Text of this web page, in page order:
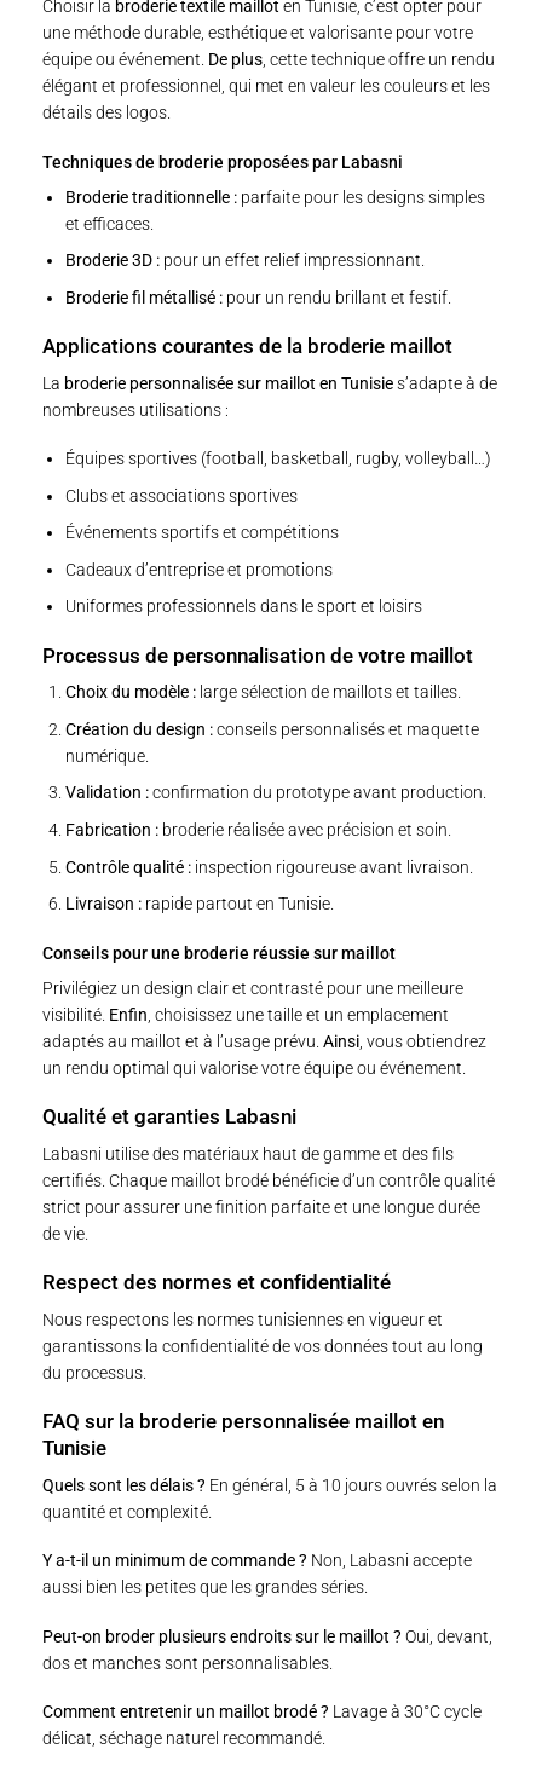
Choisir la broderie textile maillot en Tunisie, c’est opter pour
une méthode durable, esthétique et valorisante pour votre
équipe ou événement. De plus , cette technique offre un rendu
élégant et professionnel, qui met en valeur les couleurs et les
détails des logos.
Techniques de broderie proposées par Labasni
Broderie traditionnelle :parfaite pour les designs simples
et efficaces.
Broderie 3D :pour un effet relief impressionnant.
Broderie fil métallisé :pour un rendu brillant et festif.
Applications courantes de la broderie maillot
La broderie personnalisée sur maillot en Tunisies’adapte à de
nombreuses utilisations :
Équipes sportives (football, basketball, rugby, volleyball…)
Clubs et associations sportives
Événements sportifs et compétitions
Cadeaux d’entreprise et promotions
Uniformes professionnels dans le sport et loisirs
Processus de personnalisation de votre maillot
Choix du modèle :large sélection de maillots et tailles.
Création du design :conseils personnalisés et maquette
numérique.
Validation :confirmation du prototype avant production.
Fabrication :broderie réalisée avec précision et soin.
Contrôle qualité :inspection rigoureuse avant livraison.
Livraison :rapide partout en Tunisie.
Conseils pour une broderie réussie sur maillot
Privilégiez un design clair et contrasté pour une meilleure
visibilité. Enfin , choisissez une taille et un emplacement
adaptés au maillot et à l’usage prévu. Ainsi , vous obtiendrez
un rendu optimal qui valorise votre équipe ou événement.
Qualité et garanties Labasni
Labasni utilise des matériaux haut de gamme et des fils
certifiés. Chaque maillot brodé bénéficie d’un contrôle qualité
strict pour assurer une finition parfaite et une longue durée
de vie.
Respect des normes et confidentialité
Nous respectons les normes tunisiennes en vigueur et
garantissons la confidentialité de vos données tout au long
du processus.
FAQ sur la broderie personnalisée maillot en
Tunisie
Quels sont les délais ? En général, 5 à 10 jours ouvrés selon la
quantité et complexité.
Y a-t-il un minimum de commande ? Non, Labasni accepte
aussi bien les petites que les grandes séries.
Peut-on broder plusieurs endroits sur le maillot ? Oui, devant,
dos et manches sont personnalisables.
Comment entretenir un maillot brodé ? Lavage à 30°C cycle
délicat, séchage naturel recommandé.